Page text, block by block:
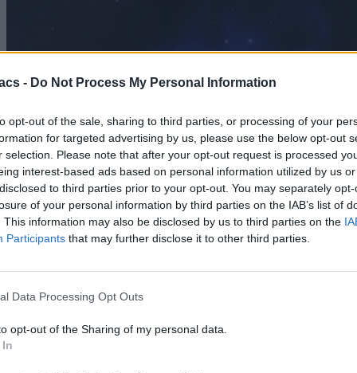
- Do Not Process My Personal Information
opt-out of the sale, sharing to third parties, or processing of your
for targeted advertising by us, please use the below opt-out
selection. Please note that after your opt-out request is processed
interest-based ads based on personal information utilized by us
to third parties prior to your opt-out. You may separately
of your personal information by third parties on the IAB’s list of
This information may also be disclosed by us to third parties on the
Participants that may further disclose it to other third parties.
Data Processing Opt Outs
opt-out of the Sharing of my personal data.
Science
NASA: Σε διαστρική ρύθμιση Μεγάλης Έκρηξης
για να σώσει το Voyager 2
09/08/2026